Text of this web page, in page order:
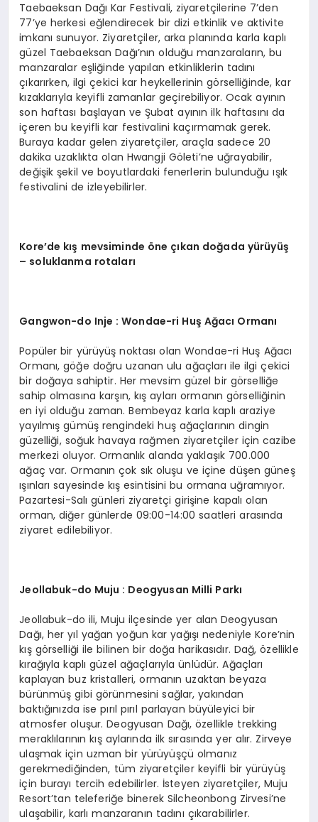
Taebaeksan Dağı Kar Festivali, ziyaretçilerine 7’den
77’ye herkesi eğlendirecek bir dizi etkinlik ve aktivite
imkanı sunuyor. Ziyaretçiler, arka planında karla kaplı
güzel Taebaeksan Dağı’nın olduğu manzaraların, bu
manzaralar eşliğinde yapılan etkinliklerin tadını
çıkarırken, ilgi çekici kar heykellerinin görselliğinde, kar
kızaklarıyla keyifli zamanlar geçirebiliyor. Ocak ayının
son haftası başlayan ve Şubat ayının ilk haftasını da
içeren bu keyifli kar festivalini kaçırmamak gerek.
Buraya kadar gelen ziyaretçiler, araçla sadece 20
dakika uzaklıkta olan Hwangji Göleti’ne uğrayabilir,
değişik şekil ve boyutlardaki fenerlerin bulunduğu ışık
festivalini de izleyebilirler.
Kore’de kış mevsiminde öne çıkan doğada yürüyüş
– soluklanma rotaları
Gangwon-do Inje : Wondae-ri Huş Ağacı Ormanı
Popüler bir yürüyüş noktası olan Wondae-ri Huş Ağacı
Ormanı, göğe doğru uzanan ulu ağaçları ile ilgi çekici
bir doğaya sahiptir. Her mevsim güzel bir görselliğe
sahip olmasına karşın, kış ayları ormanın görselliğinin
en iyi olduğu zaman. Bembeyaz karla kaplı araziye
yayılmış gümüş rengindeki huş ağaçlarının dingin
güzelliği, soğuk havaya rağmen ziyaretçiler için cazibe
merkezi oluyor. Ormanlık alanda yaklaşık 700.000
ağaç var. Ormanın çok sık oluşu ve içine düşen güneş
ışınları sayesinde kış esintisini bu ormana uğramıyor.
Pazartesi-Salı günleri ziyaretçi girişine kapalı olan
orman, diğer günlerde 09:00-14:00 saatleri arasında
ziyaret edilebiliyor.
Jeollabuk-do Muju : Deogyusan Milli Parkı
Jeollabuk-do ili, Muju ilçesinde yer alan Deogyusan
Dağı, her yıl yağan yoğun kar yağışı nedeniyle Kore’nin
kış görselliği ile bilinen bir doğa harikasıdır. Dağ, özellikle
kırağıyla kaplı güzel ağaçlarıyla ünlüdür. Ağaçları
kaplayan buz kristalleri, ormanın uzaktan beyaza
bürünmüş gibi görünmesini sağlar, yakından
baktığınızda ise pırıl pırıl parlayan büyüleyici bir
atmosfer oluşur. Deogyusan Dağı, özellikle trekking
meraklılarının kış aylarında ilk sırasında yer alır. Zirveye
ulaşmak için uzman bir yürüyüşçü olmanız
gerekmediğinden, tüm ziyaretçiler keyifli bir yürüyüş
için burayı tercih edebilirler. İsteyen ziyaretçiler, Muju
Resort’tan teleferiğe binerek Silcheonbong Zirvesi’ne
ulaşabilir, karlı manzaranın tadını çıkarabilirler.